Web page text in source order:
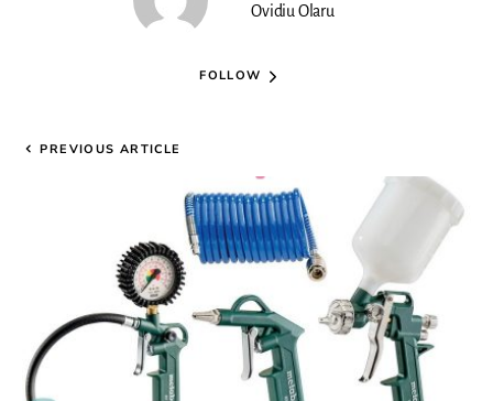
Ovidiu Olaru
FOLLOW
PREVIOUS ARTICLE